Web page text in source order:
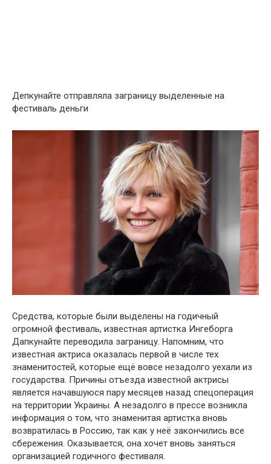
Депкунайте отправляла заграницу выделенные на
фестиваль деньги
Средства, которые были выделены на годичный
огромной фестиваль, известная артистка Ингеборга
Дапкунайте переводила заграницу. Напомним, что
известная актриса оказалась первой в числе тех
знаменитостей, которые ещё вовсе незадолго уехали из
государства. Причины отъезда известной актрисы
является начавшуюся пару месяцев назад спецоперация
на территории Украины. А незадолго в прессе возникла
информация о том, что знаменитая артистка вновь
возвратилась в Россию, так как у неё закончились все
сбережения. Оказывается, она хочет вновь заняться
организацией годичного фестиваля.